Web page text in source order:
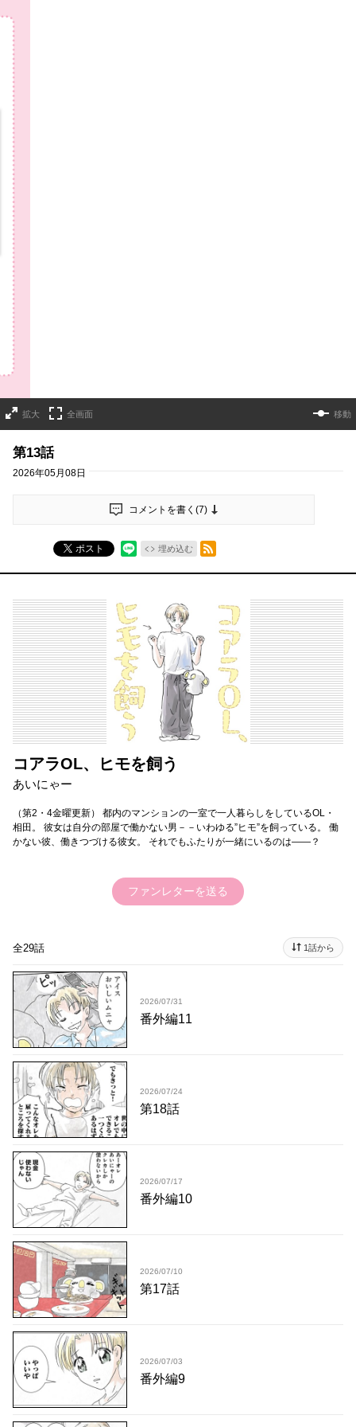
拡大 全画面 移動
第13話
2026年05月08日
コメントを書く(7)
ポスト 埋め込む
RSSフィード
コアラOL、ヒモを飼う
あいにゃー
（第2・4金曜更新） 都内のマンションの一室で一人暮らしをしているOL・
相田。 彼女は自分の部屋で働かない男－－いわゆる”ヒモ”を飼っている。 働
かない彼、働きつづける彼女。 それでもふたりが一緒にいるのは――？
ファンレターを送る
全29話 1話から
2026/07/31
番外編11
2026/07/24
第18話
2026/07/17
番外編10
2026/07/10
第17話
2026/07/03
番外編9